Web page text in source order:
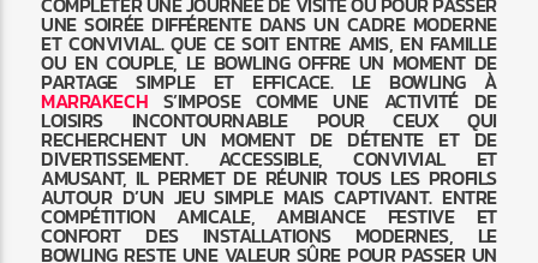
UNE SOIRÉE DIFFÉRENTE DANS UN CADRE MODERNE
ET CONVIVIAL. QUE CE SOIT ENTRE AMIS, EN FAMILLE
OU EN COUPLE, LE BOWLING OFFRE UN MOMENT DE
PARTAGE SIMPLE ET EFFICACE. LE BOWLING À
MARRAKECH S’IMPOSE COMME UNE ACTIVITÉ DE
LOISIRS INCONTOURNABLE POUR CEUX QUI
RECHERCHENT UN MOMENT DE DÉTENTE ET DE
DIVERTISSEMENT. ACCESSIBLE, CONVIVIAL ET
AMUSANT, IL PERMET DE RÉUNIR TOUS LES PROFILS
AUTOUR D’UN JEU SIMPLE MAIS CAPTIVANT. ENTRE
COMPÉTITION AMICALE, AMBIANCE FESTIVE ET
CONFORT DES INSTALLATIONS MODERNES, LE
BOWLING RESTE UNE VALEUR SÛRE POUR PASSER UN